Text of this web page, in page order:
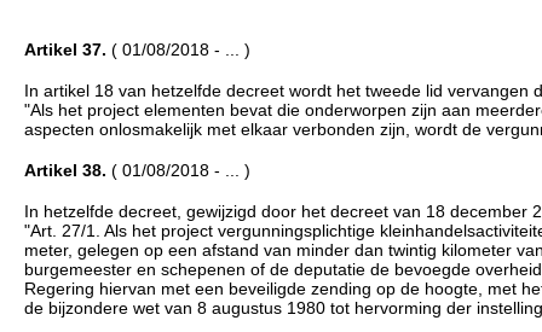
Artikel 37. ( 01/08/2018 - ... )
In artikel 18 van hetzelfde decreet wordt het tweede lid vervangen
"Als het project elementen bevat die onderworpen zijn aan
aspecten onlosmakelijk met elkaar verbonden zijn, wordt de
Artikel 38. ( 01/08/2018 - ... )
In hetzelfde decreet, gewijzigd door het decreet van 18 december
"Art. 27/1. Als het project vergunningsplichtige
meter, gelegen op een afstand van minder dan twintig kilometer
burgemeester en schepenen of de deputatie de bevoegde
Regering hiervan met een beveiligde zending op de hoogte, met
de bijzondere wet van 8 augustus 1980 tot hervorming der